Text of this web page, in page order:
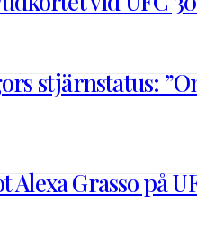
stjärnstatus:
Grasso på